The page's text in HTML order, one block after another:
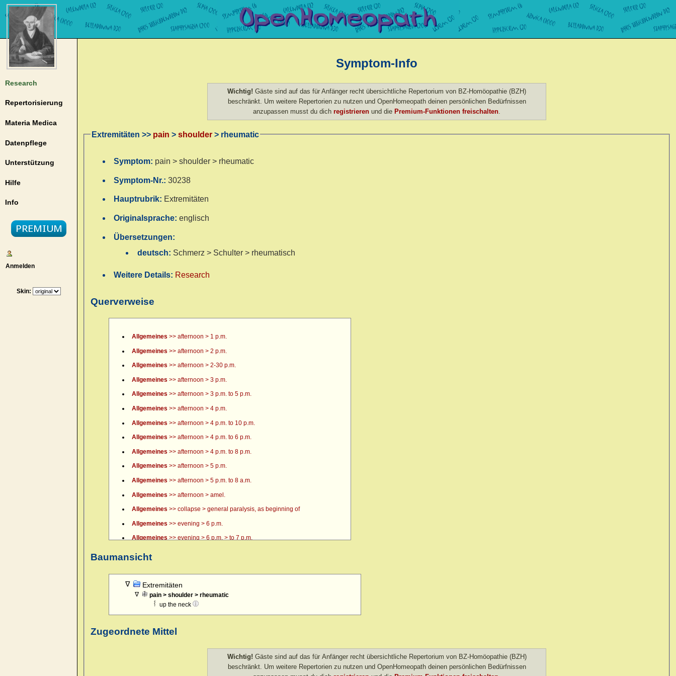
Research
Repertorisierung
Materia Medica
Datenpflege
Unterstützung
Hilfe
Info
Anmelden
Skin:
Symptom-Info
Wichtig! Gäste sind auf das für Anfänger recht übersichtliche Repertorium von BZ-Homöopathie (BZH)
beschränkt. Um weitere Repertorien zu nutzen und OpenHomeopath deinen persönlichen Bedürfnissen
anzupassen musst du dich registrieren und die Premium-Funktionen freischalten
Extremitäten >> pain > shoulder > rheumatic
Symptom: pain > shoulder > rheumatic
Symptom-Nr.:30238
Hauptrubrik: Extremitäten
Originalsprache:englisch
Übersetzungen:
deutsch: Schmerz > Schulter > rheumatisch
Weitere Details: Research
Querverweise
Allgemeines >> afternoon > 1 p.m.
Allgemeines >> afternoon > 2 p.m.
Allgemeines >> afternoon > 2-30 p.m.
Allgemeines >> afternoon > 3 p.m.
Allgemeines >> afternoon > 3 p.m. to 5 p.m.
Allgemeines >> afternoon > 4 p.m.
Allgemeines >> afternoon > 4 p.m. to 10 p.m.
Allgemeines >> afternoon > 4 p.m. to 6 p.m.
Allgemeines >> afternoon > 4 p.m. to 8 p.m.
Allgemeines >> afternoon > 5 p.m.
Allgemeines >> afternoon > 5 p.m. to 8 a.m.
Allgemeines >> afternoon > amel.
Allgemeines >> collapse > general paralysis, as beginning of
Allgemeines >> evening > 6 p.m.
Allgemeines >> evening > 6 p.m. > to 7 p.m.
Allgemeines
Allgemeines >> evening > 9 p.m.
Allgemeines >> evening > amel.
Allgemeines
>> evening > every other evening
>> evening > lying down after agg.
Baumansicht
Extremitäten
pain > shoulder > rheumatic
up the neck
Zugeordnete Mittel
Wichtig! Gäste sind auf das für Anfänger recht übersichtliche Repertorium von BZ-Homöopathie (BZH)
beschränkt. Um weitere Repertorien zu nutzen und OpenHomeopath deinen persönlichen Bedürfnissen